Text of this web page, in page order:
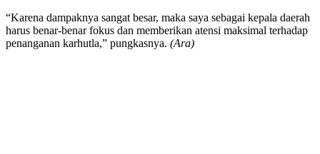
“Karena dampaknya sangat besar, maka saya sebagai kepala daerah
harus benar-benar fokus dan memberikan atensi maksimal terhadap
penanganan karhutla,” pungkasnya. (Ara)